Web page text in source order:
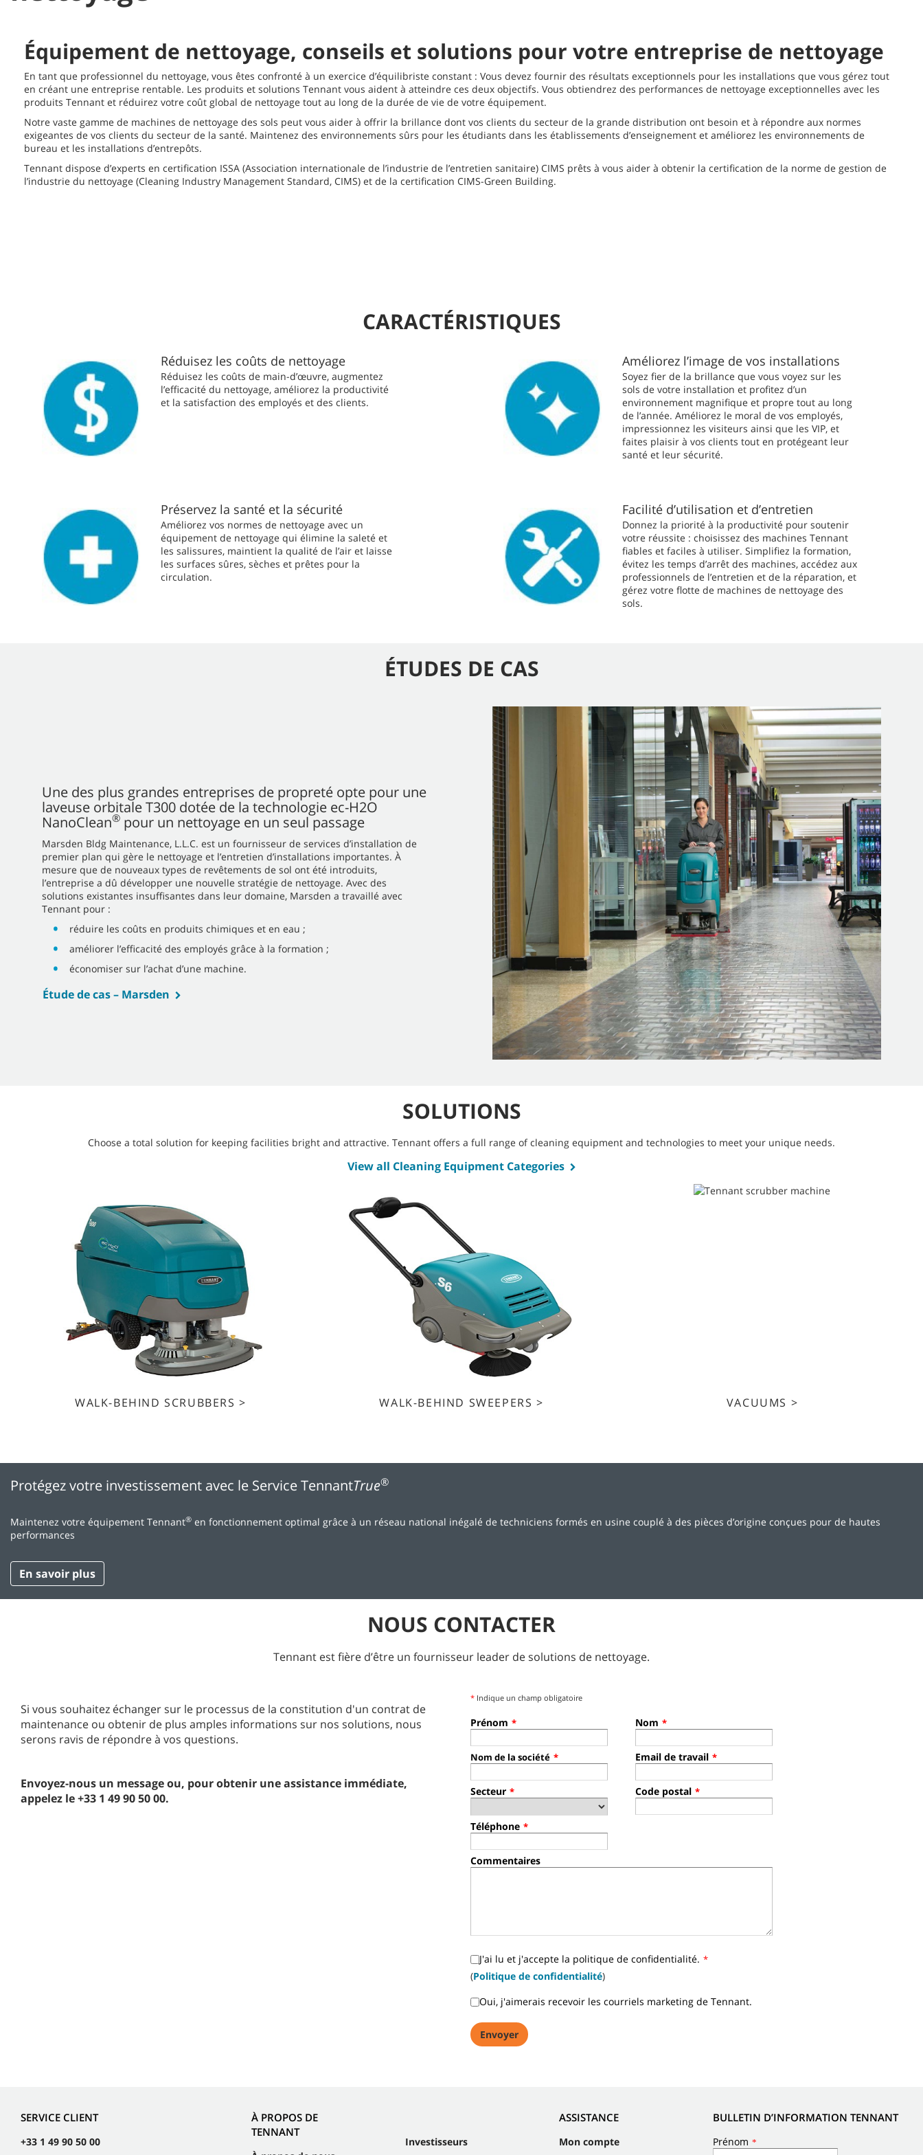
Équipement de nettoyage, conseils et solutions pour votre entreprise de nettoyage
En tant que professionnel du nettoyage, vous êtes confronté à un exercice d’équilibriste constant : Vous devez fournir des résultats exceptionnels pour les installations que vous gérez tout
en créant une entreprise rentable. Les produits et solutions Tennant vous aident à atteindre ces deux objectifs. Vous obtiendrez des performances de nettoyage exceptionnelles avec les
produits Tennant et réduirez votre coût global de nettoyage tout au long de la durée de vie de votre équipement.
Notre vaste gamme de machines de nettoyage des sols peut vous aider à offrir la brillance dont vos clients du secteur de la grande distribution ont besoin et à répondre aux normes
exigeantes de vos clients du secteur de la santé. Maintenez des environnements sûrs pour les étudiants dans les établissements d’enseignement et améliorez les environnements de
bureau et les installations d’entrepôts.
Tennant dispose d’experts en certification ISSA (Association internationale de l’industrie de l’entretien sanitaire) CIMS prêts à vous aider à obtenir la certification de la norme de gestion de
l’industrie du nettoyage (Cleaning Industry Management Standard, CIMS) et de la certification CIMS-Green Building.
CARACTÉRISTIQUES
Réduisez les coûts de nettoyage
Réduisez les coûts de main-d’œuvre, augmentez
l’efficacité du nettoyage, améliorez la productivité
et la satisfaction des employés et des clients.
Améliorez l’image de vos installations
Soyez fier de la brillance que vous voyez sur les
sols de votre installation et profitez d’un
environnement magnifique et propre tout au long
de l’année. Améliorez le moral de vos employés,
impressionnez les visiteurs ainsi que les VIP, et
faites plaisir à vos clients tout en protégeant leur
santé et leur sécurité.
Préservez la santé et la sécurité
Améliorez vos normes de nettoyage avec un
équipement de nettoyage qui élimine la saleté et
les salissures, maintient la qualité de l’air et laisse
les surfaces sûres, sèches et prêtes pour la
circulation.
Facilité d’utilisation et d’entretien
Donnez la priorité à la productivité pour soutenir
votre réussite : choisissez des machines Tennant
fiables et faciles à utiliser. Simplifiez la formation,
évitez les temps d’arrêt des machines, accédez aux
professionnels de l’entretien et de la réparation, et
gérez votre flotte de machines de nettoyage des
sols.
ÉTUDES DE CAS
Une des plus grandes entreprises de propreté opte pour une
laveuse orbitale T300 dotée de la technologie ec-H2O
NanoClean® pour un nettoyage en un seul passage
Marsden Bldg Maintenance, L.L.C. est un fournisseur de services d’installation de
premier plan qui gère le nettoyage et l’entretien d’installations importantes. À
mesure que de nouveaux types de revêtements de sol ont été introduits,
l’entreprise a dû développer une nouvelle stratégie de nettoyage. Avec des
solutions existantes insuffisantes dans leur domaine, Marsden a travaillé avec
Tennant pour :
réduire les coûts en produits chimiques et en eau ;
améliorer l’efficacité des employés grâce à la formation ;
économiser sur l’achat d’une machine.
Étude de cas – Marsden
SOLUTIONS
Choose a total solution for keeping facilities bright and attractive. Tennant offers a full range of cleaning equipment and technologies to meet your unique needs.
View all Cleaning Equipment Categories
WALK-BEHIND SCRUBBERS > WALK-BEHIND SWEEPERS > VACUUMS >
Protégez votre investissement avec le Service TennantTrue®
Maintenez votre équipement Tennant® en fonctionnement optimal grâce à un réseau national inégalé de techniciens formés en usine couplé à des pièces d’origine conçues pour de hautes
performances
En savoir plus
NOUS CONTACTER
Tennant est fière d’être un fournisseur leader de solutions de nettoyage.
Si vous souhaitez échanger sur le processus de la constitution d'un contrat de
maintenance ou obtenir de plus amples informations sur nos solutions, nous
serons ravis de répondre à vos questions.
Envoyez-nous un message ou, pour obtenir une assistance immédiate,
appelez le +33 1 49 90 50 00.
* Indique un champ obligatoire
Prénom * Nom *
Nom de la société * Email de travail *
Secteur * Code postal *
Téléphone *
Commentaires
J'ai lu et j'accepte la politique de confidentialité. *
(Politique de confidentialité)
Oui, j'aimerais recevoir les courriels marketing de Tennant.
SERVICE CLIENT
+33 1 49 90 50 00
À PROPOS DE
TENNANT
Investisseurs
ASSISTANCE
Mon compte
BULLETIN D’INFORMATION TENNANT